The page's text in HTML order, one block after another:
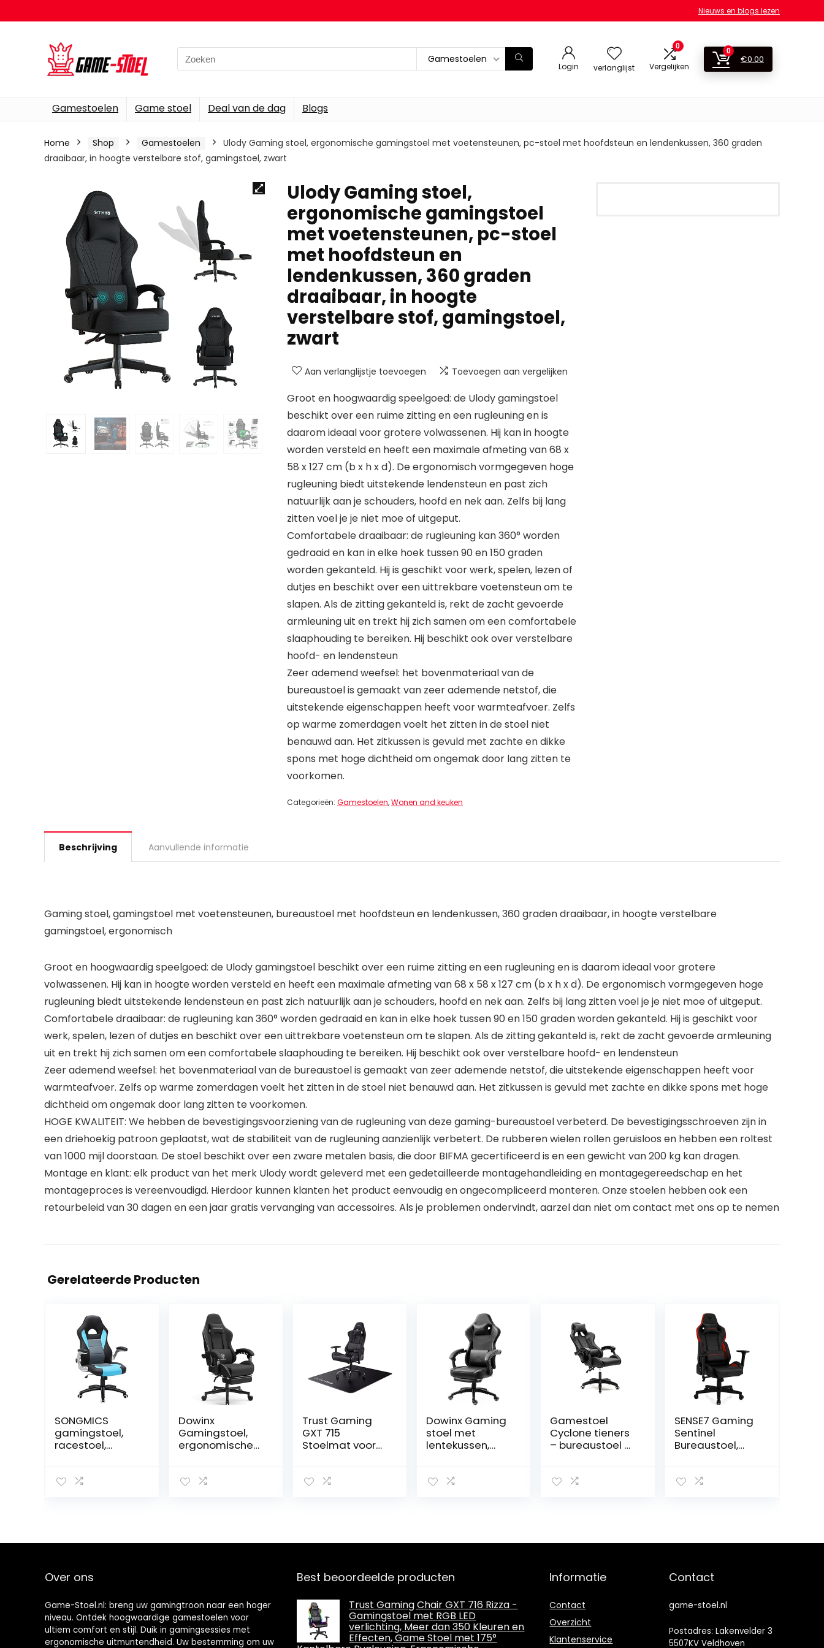
Nieuws en blogs lezen
Search
for:
Gamestoelen
Login verlanglijst
0
Vergelijken
0
€0.00
Gamestoelen Game stoel Deal van de dag Blogs
Home Shop Gamestoelen
Ulody Gaming stoel, ergonomische gamingstoel met voetensteunen, pc-stoel met hoofdsteun en lendenkussen, 360 graden
draaibaar, in hoogte verstelbare stof, gamingstoel, zwart
Ulody Gaming stoel,
ergonomische gamingstoel
met voetensteunen, pc-stoel
met hoofdsteun en
lendenkussen, 360 graden
draaibaar, in hoogte
verstelbare stof, gamingstoel,
zwart
Aan verlanglijstje toevoegen Toevoegen aan vergelijken
Groot en hoogwaardig speelgoed: de Ulody gamingstoel
beschikt over een ruime zitting en een rugleuning en is
daarom ideaal voor grotere volwassenen. Hij kan in hoogte
worden versteld en heeft een maximale afmeting van 68 x
58 x 127 cm (b x h x d). De ergonomisch vormgegeven hoge
rugleuning biedt uitstekende lendensteun en past zich
natuurlijk aan je schouders, hoofd en nek aan. Zelfs bij lang
zitten voel je je niet moe of uitgeput.
Comfortabele draaibaar: de rugleuning kan 360° worden
gedraaid en kan in elke hoek tussen 90 en 150 graden
worden gekanteld. Hij is geschikt voor werk, spelen, lezen of
dutjes en beschikt over een uittrekbare voetensteun om te
slapen. Als de zitting gekanteld is, rekt de zacht gevoerde
armleuning uit en trekt hij zich samen om een comfortabele
slaaphouding te bereiken. Hij beschikt ook over verstelbare
hoofd- en lendensteun
Zeer ademend weefsel: het bovenmateriaal van de
bureaustoel is gemaakt van zeer ademende netstof, die
uitstekende eigenschappen heeft voor warmteafvoer. Zelfs
op warme zomerdagen voelt het zitten in de stoel niet
benauwd aan. Het zitkussen is gevuld met zachte en dikke
spons met hoge dichtheid om ongemak door lang zitten te
voorkomen.
Categorieën: Gamestoelen,Wonen and keuken
Beschrijving Aanvullende informatie
Gaming stoel, gamingstoel met voetensteunen, bureaustoel met hoofdsteun en lendenkussen, 360 graden draaibaar, in hoogte verstelbare
gamingstoel, ergonomisch
Groot en hoogwaardig speelgoed: de Ulody gamingstoel beschikt over een ruime zitting en een rugleuning en is daarom ideaal voor grotere
volwassenen. Hij kan in hoogte worden versteld en heeft een maximale afmeting van 68 x 58 x 127 cm (b x h x d). De ergonomisch vormgegeven hoge
rugleuning biedt uitstekende lendensteun en past zich natuurlijk aan je schouders, hoofd en nek aan. Zelfs bij lang zitten voel je je niet moe of uitgeput.
Comfortabele draaibaar: de rugleuning kan 360° worden gedraaid en kan in elke hoek tussen 90 en 150 graden worden gekanteld. Hij is geschikt voor
werk, spelen, lezen of dutjes en beschikt over een uittrekbare voetensteun om te slapen. Als de zitting gekanteld is, rekt de zacht gevoerde armleuning
uit en trekt hij zich samen om een comfortabele slaaphouding te bereiken. Hij beschikt ook over verstelbare hoofd- en lendensteun
Zeer ademend weefsel: het bovenmateriaal van de bureaustoel is gemaakt van zeer ademende netstof, die uitstekende eigenschappen heeft voor
warmteafvoer. Zelfs op warme zomerdagen voelt het zitten in de stoel niet benauwd aan. Het zitkussen is gevuld met zachte en dikke spons met hoge
dichtheid om ongemak door lang zitten te voorkomen.
HOGE KWALITEIT: We hebben de bevestigingsvoorziening van de rugleuning van deze gaming-bureaustoel verbeterd. De bevestigingsschroeven zijn in
een driehoekig patroon geplaatst, wat de stabiliteit van de rugleuning aanzienlijk verbetert. De rubberen wielen rollen geruisloos en hebben een roltest
van 1000 mijl doorstaan. De stoel beschikt over een zware metalen basis, die door BIFMA gecertificeerd is en een gewicht van 200 kg kan dragen.
Montage en klant: elk product van het merk Ulody wordt geleverd met een gedetailleerde montagehandleiding en montagegereedschap en het
montageproces is vereenvoudigd. Hierdoor kunnen klanten het product eenvoudig en ongecompliceerd monteren. Onze stoelen hebben ook een
retourbeleid van 30 dagen en een jaar gratis vervanging van accessoires. Als je problemen ondervindt, aarzel dan niet om contact met ons op te nemen
Gerelateerde Producten
SONGMICS
gamingstoel,
racestoel,
rugleuning,
armleuningen,
grijs-blauw,
Dowinx
Gamingstoel,
ergonomische
verstelbare
Trust Gaming
GXT 715
Stoelmat voor
Vloerbeschermi
Duurzaam
Tapijten en
Vloeroppervlakk
en – Zwart
Dowinx Gaming
stoel met
lentekussen,
met
zwart
Gamestoel
Cyclone tieners
– bureaustoel –
SENSE7 Gaming
Sentinel
Bureaustoel,
stoel,
hellingshoek
Over ons
Game-Stoel.nl: breng uw gamingtroon naar een hoger
niveau. Ontdek hoogwaardige gamestoelen voor
ultiem comfort en stijl. Duik in gamingsessies met
ergonomische uitmuntendheid. Uw bestemming om uw
Best beoordeelde producten
Trust Gaming Chair GXT 716 Rizza -
Gamingstoel met RGB LED
verlichting, Meer dan 350 Kleuren en
Effecten, Game Stoel met 175°
Informatie
Contact
Overzicht
Klantenservice
Contact
game-stoel.nl
Postadres: Lakenvelder 3
5507KV Veldhoven